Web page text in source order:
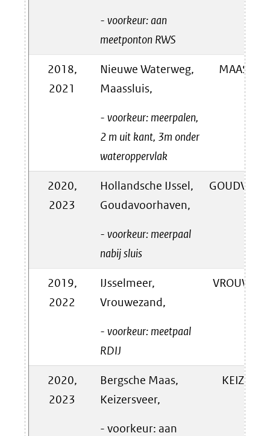
- voorkeur: aan
meetponton RWS
2018,
2021
Nieuwe Waterweg,
Maassluis,
- voorkeur: meerpalen,
2 m uit kant, 3m onder
wateroppervlak
MAASSS
2020,
2023
Hollandsche IJssel,
Goudavoorhaven,
- voorkeur: meerpaal
nabij sluis
GOUDVHVN
2019,
2022
IJsselmeer,
Vrouwezand,
- voorkeur: meetpaal
RDIJ
VROUWZD
2020,
2023
Bergsche Maas,
Keizersveer,
- voorkeur: aan
KEIZVR